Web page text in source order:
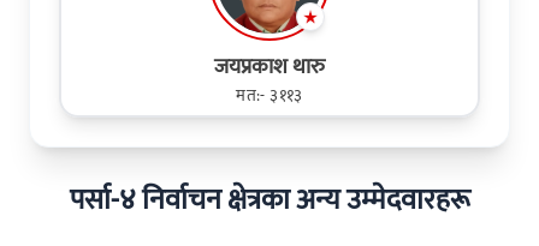
जयप्रकाश थारु
मत:- ३११३
पर्सा-४ निर्वाचन क्षेत्रका अन्य उम्मेदवारहरू